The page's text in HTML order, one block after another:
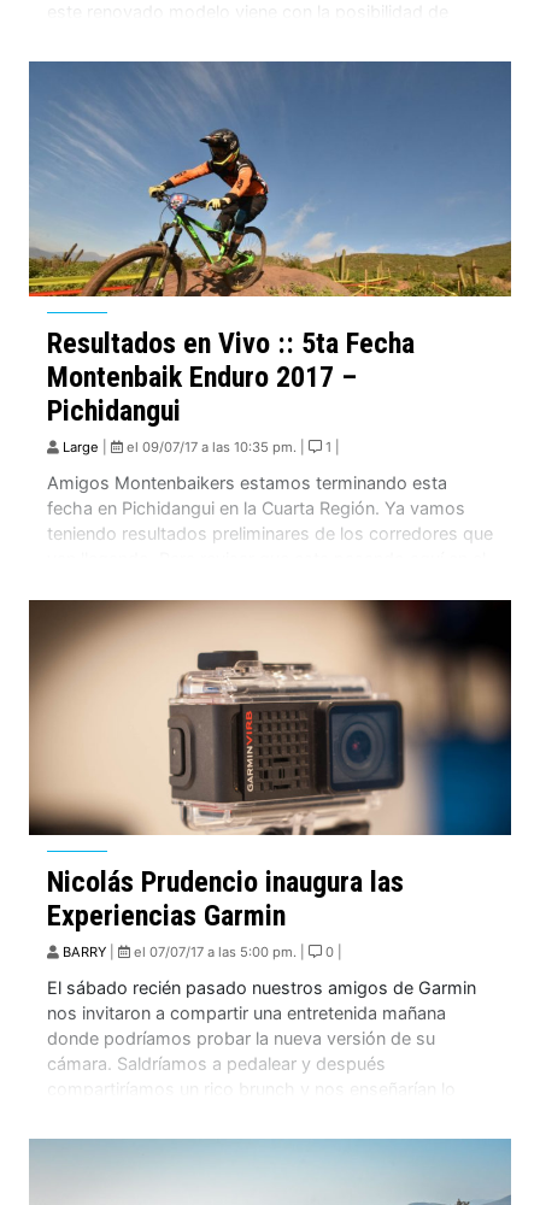
este renovado modelo viene con la posibilidad de
cumple […]
Resultados en Vivo :: 5ta Fecha
Montenbaik Enduro 2017 –
Pichidangui
Large el 09/07/17 a las 10:35 pm. | 1 |
Amigos Montenbaikers estamos terminando esta
fecha en Pichidangui en la Cuarta Región. Ya vamos
teniendo resultados preliminares de los corredores que
hagan click en los siguientes enlaces: Resultados
preliminares en el link de Live Timing. Resultados
Enduro Kids
Nicolás Prudencio inaugura las
Experiencias Garmin
BARRY el 07/07/17 a las 5:00 pm. | 0 |
El sábado recién pasado nuestros amigos de Garmin
nos invitaron a compartir una entretenida mañana
donde podríamos probar la nueva versión de su
cámara. Saldríamos a pedalear y después
compartiríamos un rico brunch y nos enseñarían lo
Liderados por Nicolás Prudencio, el pasado 1 de julio,